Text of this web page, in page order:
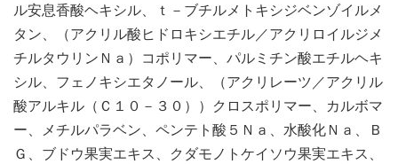
ル安息香酸ヘキシル、ｔ－ブチルメトキシジベンゾイルメ
タン、（アクリル酸ヒドロキシエチル／アクリロイルジメ
チルタウリンＮａ）コポリマー、パルミチン酸エチルヘキ
シル、フェノキシエタノール、（アクリレーツ／アクリル
酸アルキル（Ｃ１０－３０））クロスポリマー、カルボマ
ー、メチルパラベン、ペンテト酸５Ｎａ、水酸化Ｎａ、Ｂ
Ｇ、ブドウ果実エキス、クダモノトケイソウ果実エキス、